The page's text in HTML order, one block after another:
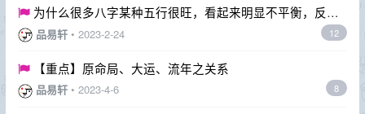
为什么很多八字某种五行很旺，看起来明显不平衡，反而
不见凶？
品易轩 • 2023-2-24 12
【重点】原命局、大运、流年之关系
品易轩 • 2023-4-6 8